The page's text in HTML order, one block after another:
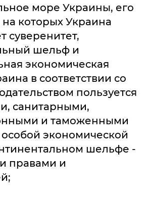
море Украины, его
которых Украина
суверенитет,
шельф и
экономическая
в соответствии со
пользуется
санитарными,
и таможенными
экономической
шельфе -
правами и